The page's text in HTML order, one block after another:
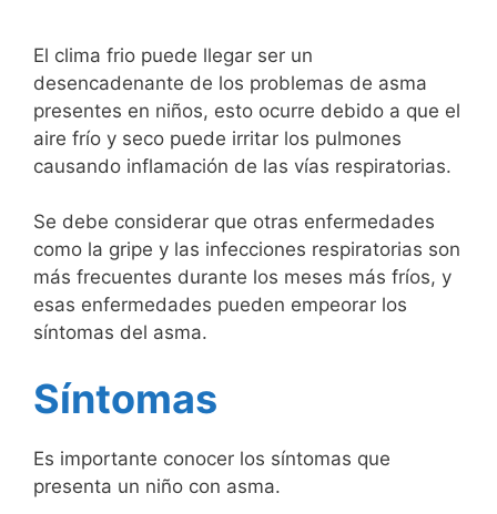
El clima frio puede llegar ser un
desencadenante de los problemas de asma
presentes en niños, esto ocurre debido a que el
aire frío y seco puede irritar los pulmones
causando inflamación de las vías respiratorias.
Se debe considerar que otras enfermedades
como la gripe y las infecciones respiratorias son
más frecuentes durante los meses más fríos, y
esas enfermedades pueden empeorar los
síntomas del asma.
Síntomas
Es importante conocer los síntomas que
presenta un niño con asma.